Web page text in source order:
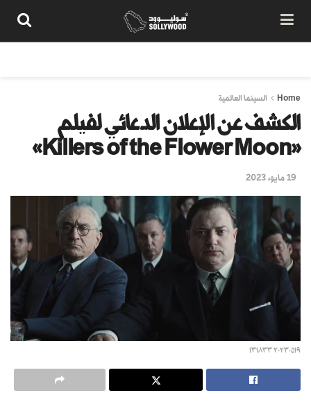
Home السينما العالمية
الكشف عن الإعلان الدعائي لفيلم
«Killers of the Flower Moon»
19 مايو، 2023
٢٠٢٣٠٥١٩ ١٣١٨٣٣